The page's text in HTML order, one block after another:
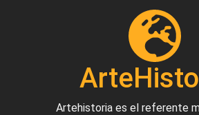
Artehistoria es el referente